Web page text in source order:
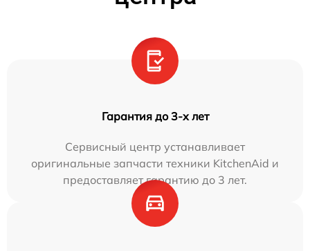
Гарантия до 3-х лет
Сервисный центр устанавливает
оригинальные запчасти техники KitchenAid и
предоставляет гарантию до 3 лет.